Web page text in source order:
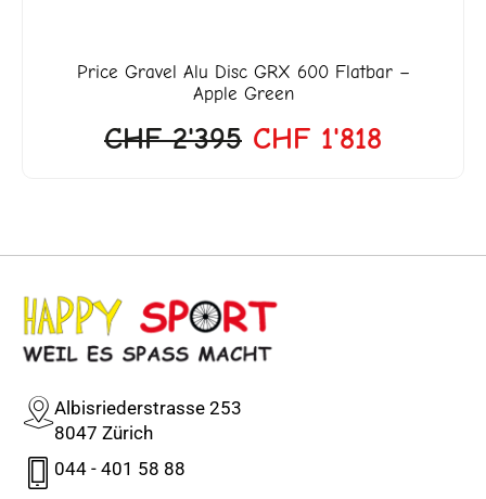
Price Gravel Alu Disc GRX 600 Flatbar –
Apple Green
CHF2'395 CHF 1'818
Albisriederstrasse 253
8047 Zürich
044 - 401 58 88